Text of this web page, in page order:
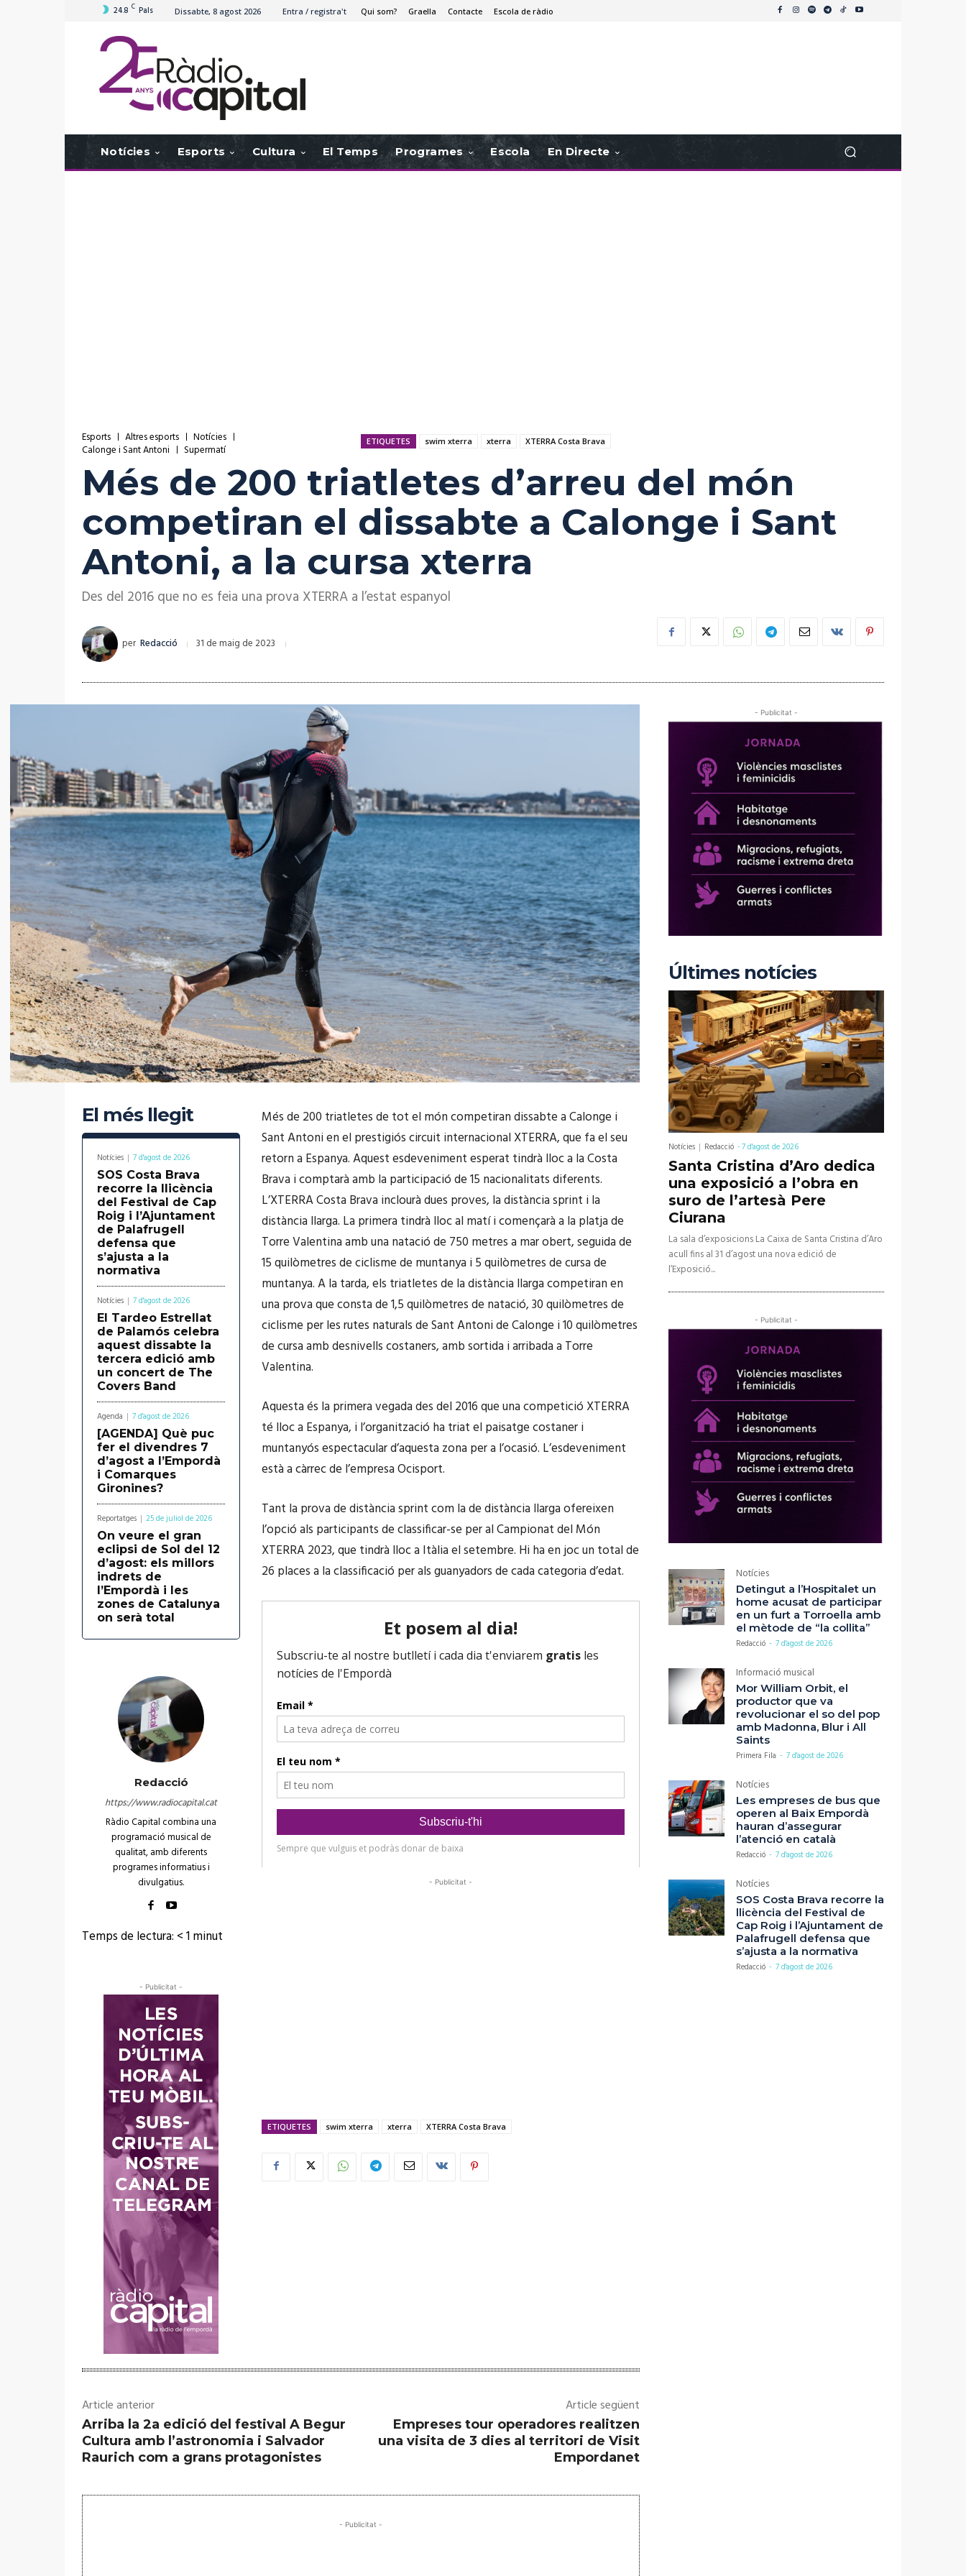
24.8 C Pals Dissabte, 8 agost 2026 Entra / registra't Qui som? Graella Contacte Escola de ràdio
Notícies Esports Cultura El Temps Programes Escola En Directe
Esports Altres esports
Notícies
Calonge i Sant Antoni
Supermatí
ETIQUETES swim xterra xterra XTERRA Costa Brava
Més de 200 triatletes d’arreu del món
competiran el dissabte a Calonge i Sant
Antoni, a la cursa xterra
Des del 2016 que no es feia una prova XTERRA a l’estat espanyol
per Redacció 31 de maig de 2023
El més llegit
Notícies 7 d'agost de 2026
SOS Costa Brava
recorre la llicència
del Festival de Cap
Roig i l’Ajuntament
de Palafrugell
defensa que
s’ajusta a la
normativa
Notícies 7 d'agost de 2026
El Tardeo Estrellat
de Palamós celebra
aquest dissabte la
tercera edició amb
un concert de The
Covers Band
Agenda 7 d'agost de 2026
[AGENDA] Què puc
fer el divendres 7
d’agost a l’Empordà
i Comarques
Gironines?
Reportatges 25 de juliol de 2026
On veure el gran
eclipsi de Sol del 12
d’agost: els millors
indrets de
l’Empordà i les
zones de Catalunya
on serà total
Redacció
https://www.radiocapital.cat
Ràdio Capital combina una
programació musical de
qualitat, amb diferents
programes informatius i
divulgatius.
Temps de lectura: < 1minut
- Publicitat -
Més de 200 triatletes de tot el món competiran dissabte a Calonge i
Sant Antoni en el prestigiós circuit internacional XTERRA, que fa el seu
retorn a Espanya. Aquest esdeveniment esperat tindrà lloc a la Costa
Brava i comptarà amb la participació de 15 nacionalitats diferents.
L’XTERRA Costa Brava inclourà dues proves, la distància sprint i la
distància llarga. La primera tindrà lloc al matí i començarà a la platja de
Torre Valentina amb una natació de 750 metres a mar obert, seguida de
15 quilòmetres de ciclisme de muntanya i 5 quilòmetres de cursa de
muntanya. A la tarda, els triatletes de la distància llarga competiran en
una prova que consta de 1,5 quilòmetres de natació, 30 quilòmetres de
ciclisme per les rutes naturals de Sant Antoni de Calonge i 10 quilòmetres
de cursa amb desnivells costaners, amb sortida i arribada a Torre
Valentina.
Aquesta és la primera vegada des del 2016 que una competició XTERRA
té lloc a Espanya, i l’organització ha triat el paisatge costaner i
muntanyós espectacular d’aquesta zona per a l’ocasió. L’esdeveniment
està a càrrec de l’empresa Ocisport.
Tant la prova de distància sprint com la de distància llarga ofereixen
l’opció als participants de classificar-se per al Campionat del Món
XTERRA 2023, que tindrà lloc a Itàlia el setembre. Hi ha en joc un total de
26 places a la classificació per als guanyadors de cada categoria d’edat.
- Publicitat -
ETIQUETES swim xterra xterra XTERRA Costa Brava
Article anterior
Arriba la 2a edició del festival A Begur
Cultura amb l’astronomia i Salvador
Raurich com a grans protagonistes
Article següent
Empreses tour operadores realitzen
una visita de 3 dies al territori de Visit
Empordanet
- Publicitat -
- Publicitat -
Últimes notícies
Notícies Redacció -7 d'agost de 2026
Santa Cristina d’Aro dedica
una exposició a l’obra en
suro de l’artesà Pere
Ciurana
La sala d’exposicions La Caixa de Santa Cristina d’Aro
acull fins al 31 d’agost una nova edició de
l’Exposició...
- Publicitat -
Notícies
Detingut a l’Hospitalet un
home acusat de participar
en un furt a Torroella amb
el mètode de “la collita”
Redacció - 7 d'agost de 2026
Informació musical
Mor William Orbit, el
productor que va
revolucionar el so del pop
amb Madonna, Blur i All
Saints
Primera Fila - 7 d'agost de 2026
Notícies
Les empreses de bus que
operen al Baix Empordà
hauran d’assegurar
l’atenció en català
Redacció - 7 d'agost de 2026
Notícies
SOS Costa Brava recorre la
llicència del Festival de
Cap Roig i l’Ajuntament de
Palafrugell defensa que
s’ajusta a la normativa
Redacció - 7 d'agost de 2026